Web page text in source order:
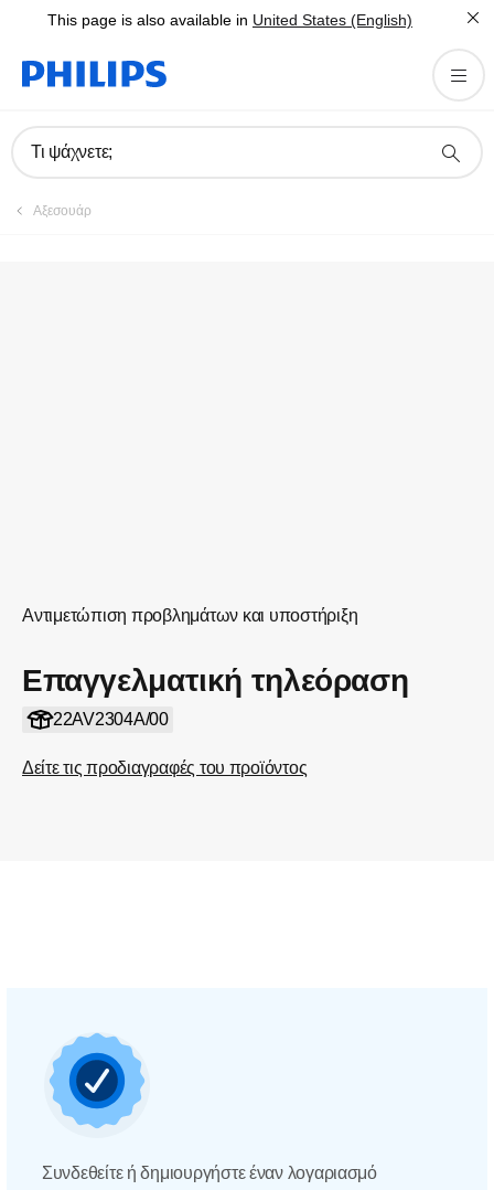
This page is also available in United States (English)
Τι ψάχνετε;
Αξεσουάρ
Αντιμετώπιση προβλημάτων και υποστήριξη
Επαγγελματική τηλεόραση
22AV2304A/00
Δείτε τις προδιαγραφές του προϊόντος
Συνδεθείτε ή δημιουργήστε έναν λογαριασμό